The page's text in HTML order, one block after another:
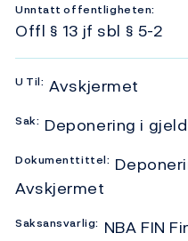
Unntatt offentligheten:
Offl § 13 jf sbl § 5-2
U Til: Avskjermet
Sak: Deponering i
Dokumenttittel:
Avskjermet
Saksansvarlig: NBA FIN